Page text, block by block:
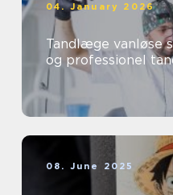
04. January 2026
Tandlæge vanløse sådan finder du tryg
og professionel
08. June 2025